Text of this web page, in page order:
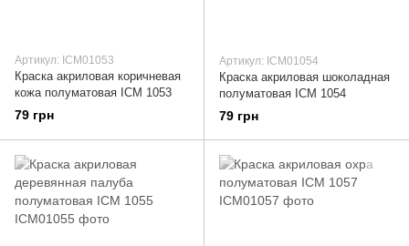
Артикул: ICM01053
Краска акриловая коричневая
кожа полуматовая ICM 1053
79 грн
Артикул: ICM01054
Краска акриловая шоколадная
полуматовая ICM 1054
79 грн